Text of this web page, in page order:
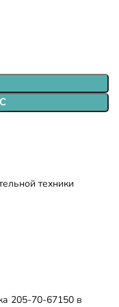
техники
205-70-67150 в